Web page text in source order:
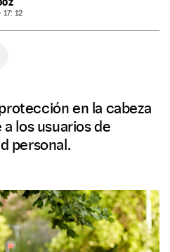
17: 12
en la cabeza
los usuarios de
personal.